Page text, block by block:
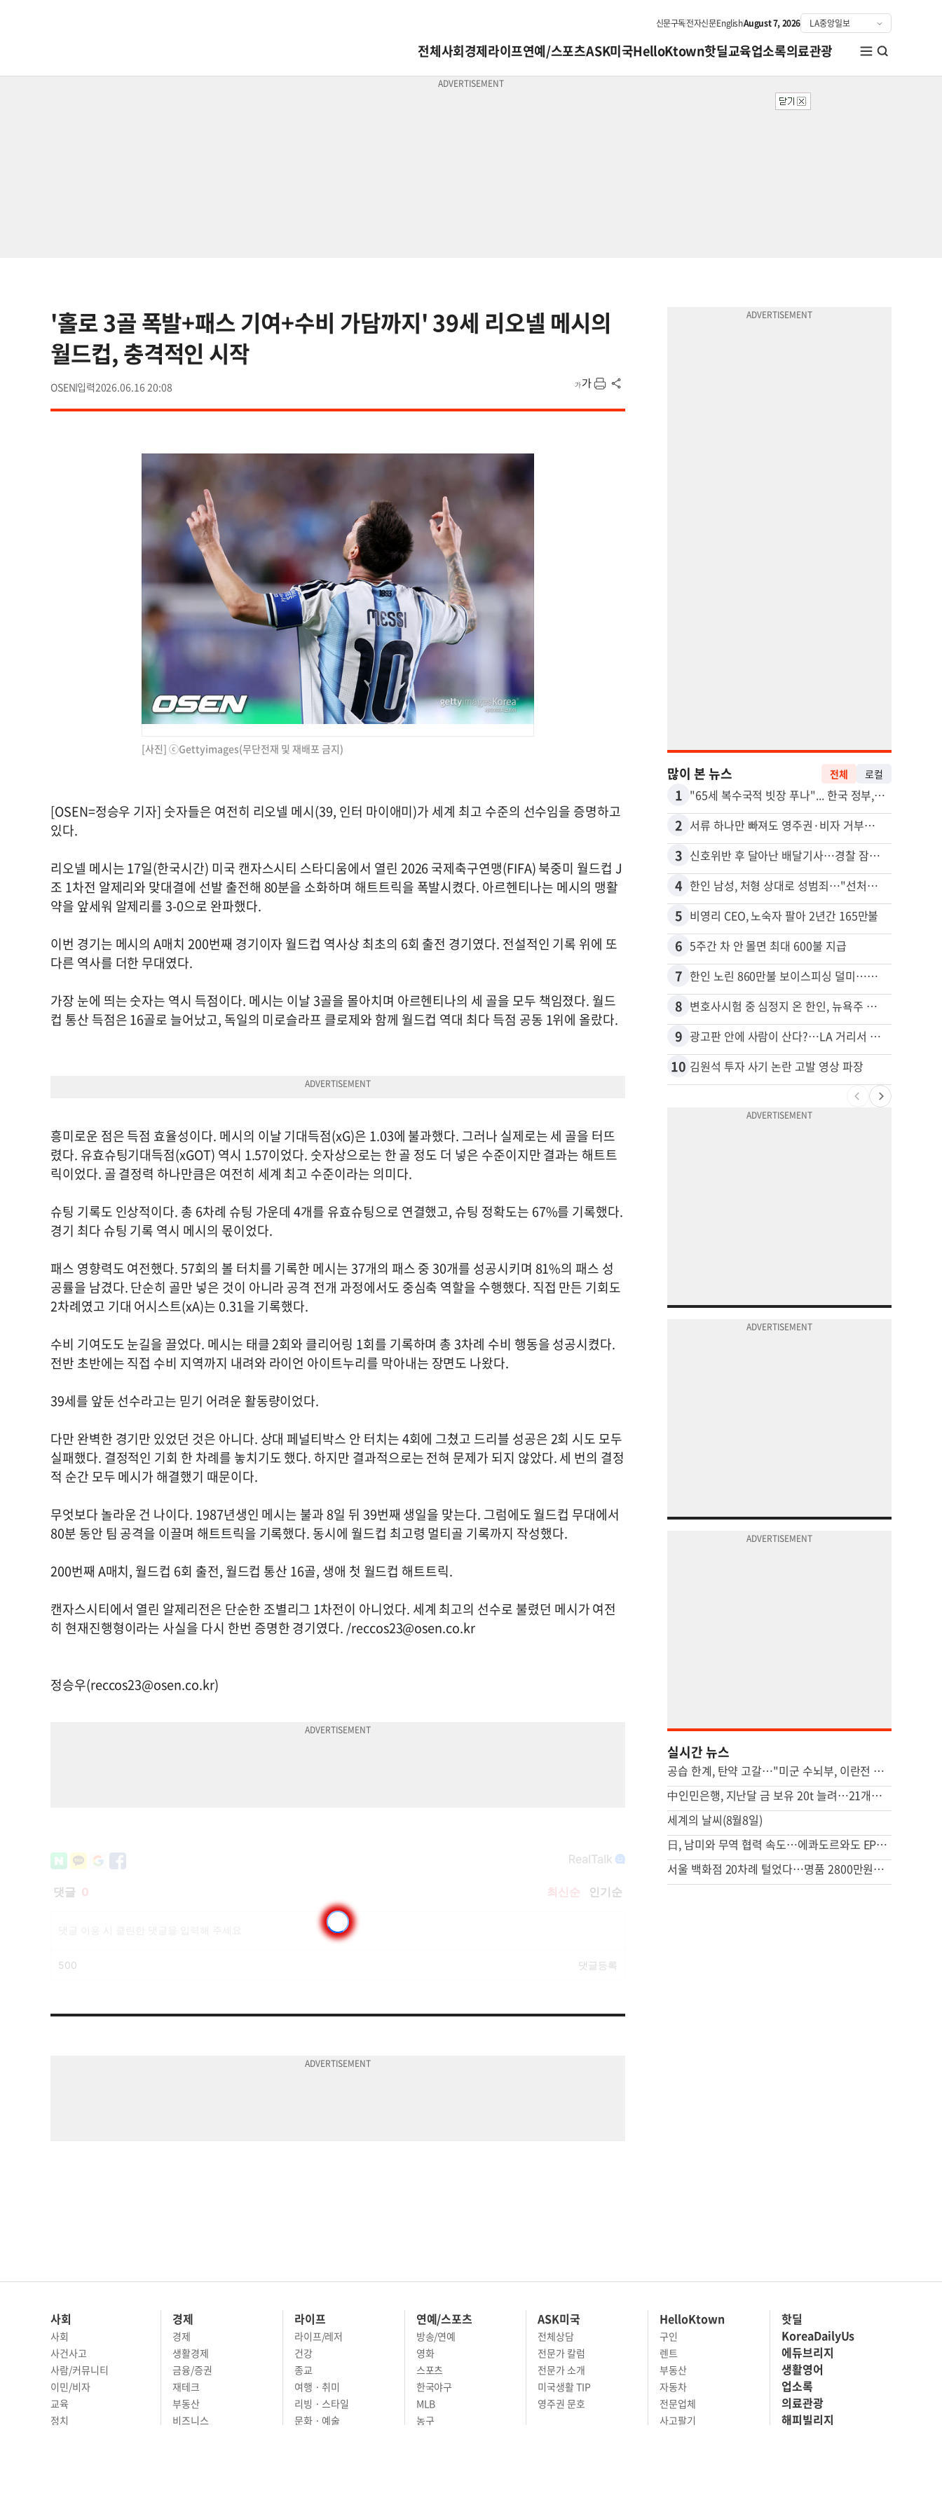
신문구독전자신문EnglishAugust 7, 2026
전체사회경제라이프연예/스포츠ASK미국HelloKtown핫딜교육업소록의료관광
'홀로 3골 폭발+패스 기여+수비 가담까지' 39세 리오넬 메시의
월드컵, 충격적인 시작
OSEN 2026.06.16 20:08
[사진] ⓒGettyimages(무단전재 및 재배포 금지)
[OSEN=정승우 기자] 숫자들은 여전히 리오넬 메시(39, 인터 마이애미)가 세계 최고 수준의 선수임을 증명하고
있다.
리오넬 메시는 17일(한국시간) 미국 캔자스시티 스타디움에서 열린 2026 국제축구연맹(FIFA) 북중미 월드컵 J
조 1차전 알제리와 맞대결에 선발 출전해 80분을 소화하며 해트트릭을 폭발시켰다. 아르헨티나는 메시의 맹활
약을 앞세워 알제리를 3-0으로 완파했다.
이번 경기는 메시의 A매치 200번째 경기이자 월드컵 역사상 최초의 6회 출전 경기였다. 전설적인 기록 위에 또
다른 역사를 더한 무대였다.
가장 눈에 띄는 숫자는 역시 득점이다. 메시는 이날 3골을 몰아치며 아르헨티나의 세 골을 모두 책임졌다. 월드
컵 통산 득점은 16골로 늘어났고, 독일의 미로슬라프 클로제와 함께 월드컵 역대 최다 득점 공동 1위에 올랐다.
흥미로운 점은 득점 효율성이다. 메시의 이날 기대득점(xG)은 1.03에 불과했다. 그러나 실제로는 세 골을 터뜨
렸다. 유효슈팅기대득점(xGOT) 역시 1.57이었다. 숫자상으로는 한 골 정도 더 넣은 수준이지만 결과는 해트트
릭이었다. 골 결정력 하나만큼은 여전히 세계 최고 수준이라는 의미다.
슈팅 기록도 인상적이다. 총 6차례 슈팅 가운데 4개를 유효슈팅으로 연결했고, 슈팅 정확도는 67%를 기록했다.
경기 최다 슈팅 기록 역시 메시의 몫이었다.
패스 영향력도 여전했다. 57회의 볼 터치를 기록한 메시는 37개의 패스 중 30개를 성공시키며 81%의 패스 성
공률을 남겼다. 단순히 골만 넣은 것이 아니라 공격 전개 과정에서도 중심축 역할을 수행했다. 직접 만든 기회도
2차례였고 기대 어시스트(xA)는 0.31을 기록했다.
수비 기여도도 눈길을 끌었다. 메시는 태클 2회와 클리어링 1회를 기록하며 총 3차례 수비 행동을 성공시켰다.
전반 초반에는 직접 수비 지역까지 내려와 라이언 아이트누리를 막아내는 장면도 나왔다.
39세를 앞둔 선수라고는 믿기 어려운 활동량이었다.
다만 완벽한 경기만 있었던 것은 아니다. 상대 페널티박스 안 터치는 4회에 그쳤고 드리블 성공은 2회 시도 모두
실패했다. 결정적인 기회 한 차례를 놓치기도 했다. 하지만 결과적으로는 전혀 문제가 되지 않았다. 세 번의 결정
적 순간 모두 메시가 해결했기 때문이다.
무엇보다 놀라운 건 나이다. 1987년생인 메시는 불과 8일 뒤 39번째 생일을 맞는다. 그럼에도 월드컵 무대에서
80분 동안 팀 공격을 이끌며 해트트릭을 기록했다. 동시에 월드컵 최고령 멀티골 기록까지 작성했다.
200번째 A매치, 월드컵 6회 출전, 월드컵 통산 16골, 생애 첫 월드컵 해트트릭.
캔자스시티에서 열린 알제리전은 단순한 조별리그 1차전이 아니었다. 세계 최고의 선수로 불렸던 메시가 여전
히 현재진행형이라는 사실을 다시 한번 증명한 경기였다. /reccos23@osen.co.kr
정승우(reccos23@osen.co.kr)
많이 본 뉴스 전체 로컬
1 "65세 복수국적 빗장 푸나"... 한국 정부, 연령 완화 전면 추진
2 서류 하나만 빠져도 영주권·비자 거부…심사관 재량권 대폭 확대
3 신호위반 후 달아난 배달기사…경찰 잠복해 잡고보니 ‘반전’
4 한인 남성, 처형 상대로 성범죄…"선처해줬더니 배신자 취급"
5 비영리 CEO, 노숙자 팔아 2년간 165만불
6 5주간 차 안 몰면 최대 600불 지급
7 한인 노린 860만불 보이스피싱 덜미…영사관·한국 검찰 사칭
8 변호사시험 중 심정지 온 한인, 뉴욕주 제소
9 광고판 안에 사람이 산다?…LA 거리서 화제
10 김원석 투자 사기 논란 고발 영상 파장
실시간 뉴스
공습 한계, 탄약 고갈…"미군 수뇌부, 이란전 출구전략 모색중"
中인민은행, 지난달 금 보유 20t 늘려…21개월 연속 증가세
세계의 날씨(8월8일)
日, 남미와 무역 협력 속도…에콰도르와도 EPA 협상 추진
서울 백화점 20차례 털었다…명품 2800만원어치 훔친 중국인
사회
사회
사건사고
사람/커뮤니티
이민/비자
교육
정치
경제
경제
생활경제
금융/증권
재테크
부동산
비즈니스
라이프
라이프/레저
건강
종교
여행 · 취미
리빙 · 스타일
문화 · 예술
연예/스포츠
방송/연예
영화
스포츠
한국야구
MLB
농구
ASK미국
전체상담
전문가 칼럼
전문가 소개
미국생활 TIP
영주권 문호
HelloKtown
구인
렌트
부동산
자동차
전문업체
사고팔기
핫딜
KoreaDailyUs
에듀브리지
생활영어
업소록
의료관광
해피빌리지